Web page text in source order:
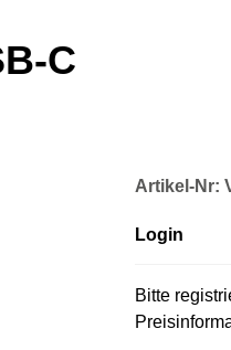
C
Artikel-Nr:
Login
Bitte